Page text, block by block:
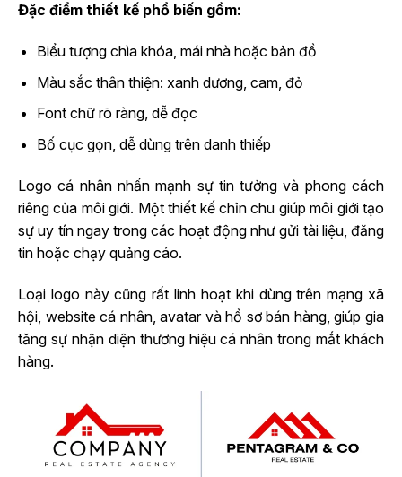
Đặc điểm thiết kế phổ biến gồm:
Biểu tượng chìa khóa, mái nhà hoặc bản đồ
Màu sắc thân thiện: xanh dương, cam, đỏ
Font chữ rõ ràng, dễ đọc
Bố cục gọn, dễ dùng trên danh thiếp
Logo cá nhân nhấn mạnh sự tin tưởng và phong cách
riêng của môi giới. Một thiết kế chỉn chu giúp môi giới tạo
sự uy tín ngay trong các hoạt động như gửi tài liệu, đăng
tin hoặc chạy quảng cáo.
Loại logo này cũng rất linh hoạt khi dùng trên mạng xã
hội, website cá nhân, avatar và hồ sơ bán hàng, giúp gia
tăng sự nhận diện thương hiệu cá nhân trong mắt khách
hàng.